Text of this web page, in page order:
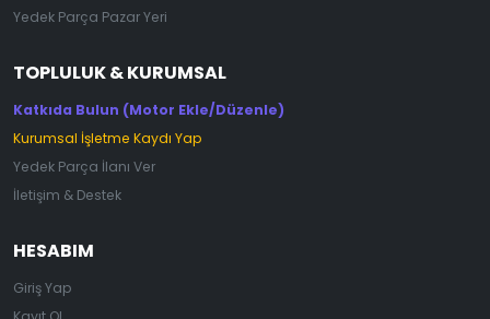
Yedek Parça Pazar Yeri
TOPLULUK & KURUMSAL
Katkıda Bulun (Motor Ekle/Düzenle)
Kurumsal İşletme Kaydı Yap
Yedek Parça İlanı Ver
İletişim & Destek
HESABIM
Giriş Yap